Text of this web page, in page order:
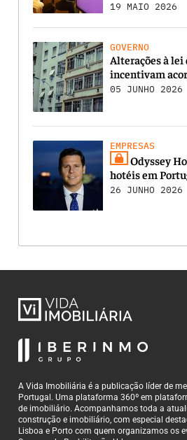
19 MAIO 2026
GOVERNO
Alterações à lei
incentivam
05 JUNHO 2026
EMPRESAS
Odyssey
hotéis em
26 JUNHO 2026
A Vida Imobiliária é a publicação líder de
Portugal. Uma plataforma 360º em
de imobiliário. Acompanhamos toda a
construção e imobiliário, com especial
Lisboa e Porto com quem organizamos os